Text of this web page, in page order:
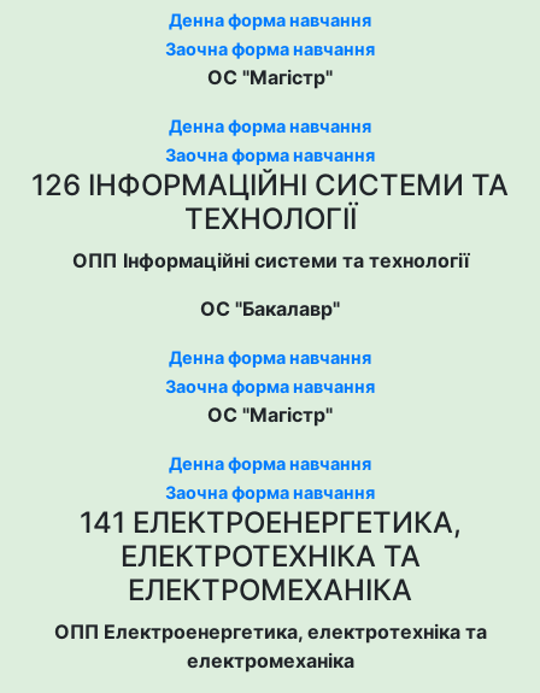
Денна форма навчання
Заочна форма навчання
ОС "Магістр"
Денна форма навчання
Заочна форма навчання
126 ІНФОРМАЦІЙНІ СИСТЕМИ ТА
ТЕХНОЛОГІЇ
ОПП Інформаційні системи та технології
ОС "Бакалавр"
Денна форма навчання
Заочна форма навчання
ОС "Магістр"
Денна форма навчання
Заочна форма навчання
141 ЕЛЕКТРОЕНЕРГЕТИКА,
ЕЛЕКТРОТЕХНІКА ТА
ЕЛЕКТРОМЕХАНІКА
ОПП Електроенергетика, електротехніка та
електромеханіка